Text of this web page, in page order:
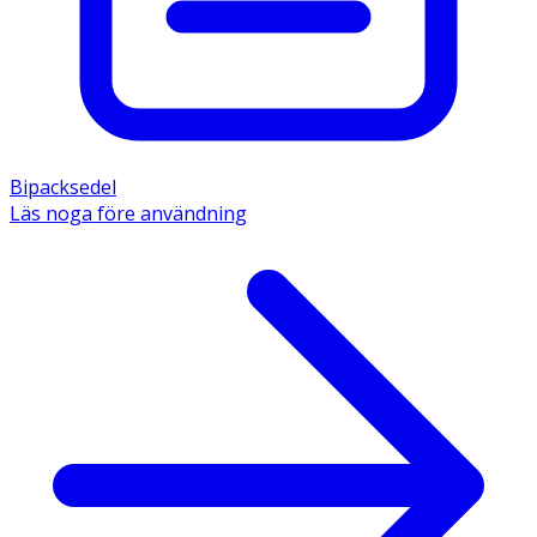
Bipacksedel
Läs noga före användning